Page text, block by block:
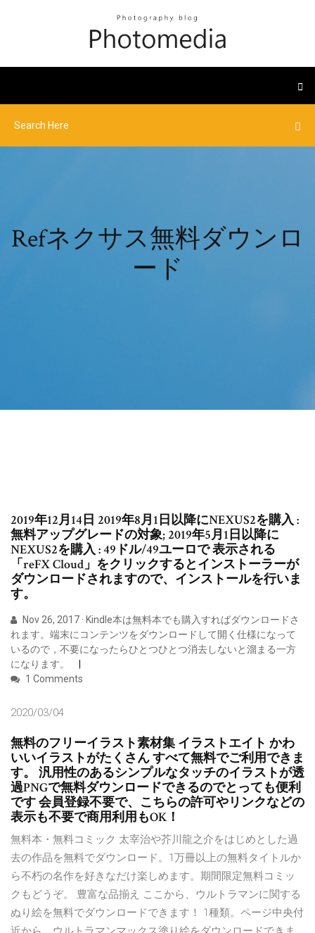
Refネクサス無料ダウンロ
ード
2019年12月14日 2019年8月1日以降にNEXUS2を購入 :
無料アップグレードの対象; 2019年5月1日以降に
NEXUS2を購入 : 49ドル/49ユーロで 表示される
「reFX Cloud」をクリックするとインストーラーが
ダウンロードされますので、インストールを行いま
す。
Nov 26, 2017 · Kindle本は無料本でも購入すればダウンロードさ
れます。端末にコンテンツをダウンロードして開く仕様になって
いるので，不要になったらひとつひとつ消去しないと溜まる一方
になります。
1 Comments
2020/03/04
無料のフリーイラスト素材集 イラストエイト かわ
いいイラストがたくさん すべて無料でご利用できま
す。 汎用性のあるシンプルなタッチのイラストが透
過PNGで無料ダウンロードできるのでとっても便利
です 会員登録不要で、こちらの許可やリンクなどの
表示も不要で商用利用もOK！
無料本・無料コミック 太宰治や芥川龍之介をはじめとした過
去の作品を無料でダウンロード。1万冊以上の無料タイトルか
ら不朽の名作を好きなだけ楽しめます。期間限定無料コミッ
クもどうぞ。 豊富な品揃え ここから、ウルトラマンに関する
ぬり絵を無料でダウンロードできます！ 1種類。ページ中央付